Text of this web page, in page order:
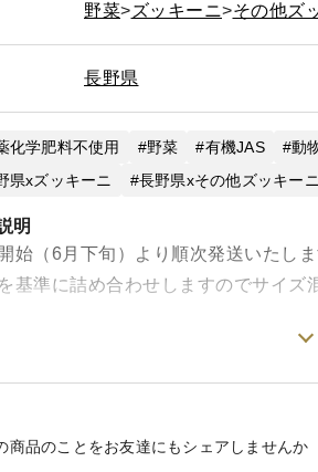
野菜 ズッキーニ その他ズ
長野県
化学肥料不使用 野菜 有機JAS 動
県xズッキーニ
長野県xその他ズッキーニ
明
始（6月下旬）より順次発送いたし
基準に詰め合わせしますのでサイズ
ることでカロテンの吸収も良くなり
商品のことをお友達にもシェアしませんか